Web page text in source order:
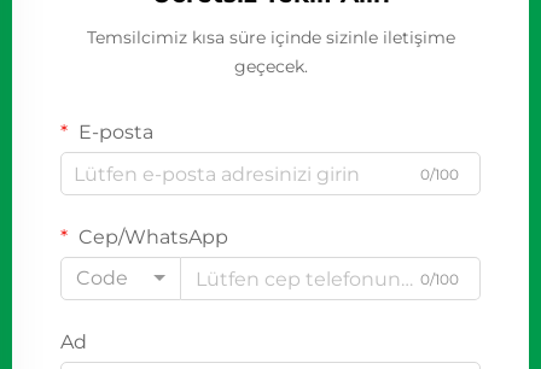
Temsilcimiz kısa süre içinde sizinle iletişime
geçecek.
E-posta
0/100
Cep/WhatsApp
Code
0/100
Ad